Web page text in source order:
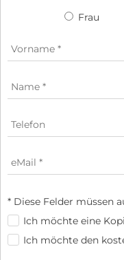
Frau
* Diese Felder müssen
Ich möchte eine
Ich möchte den